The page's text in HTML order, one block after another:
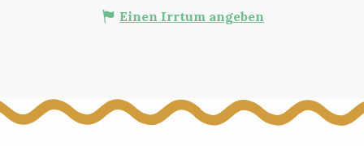
Einen Irrtum angeben